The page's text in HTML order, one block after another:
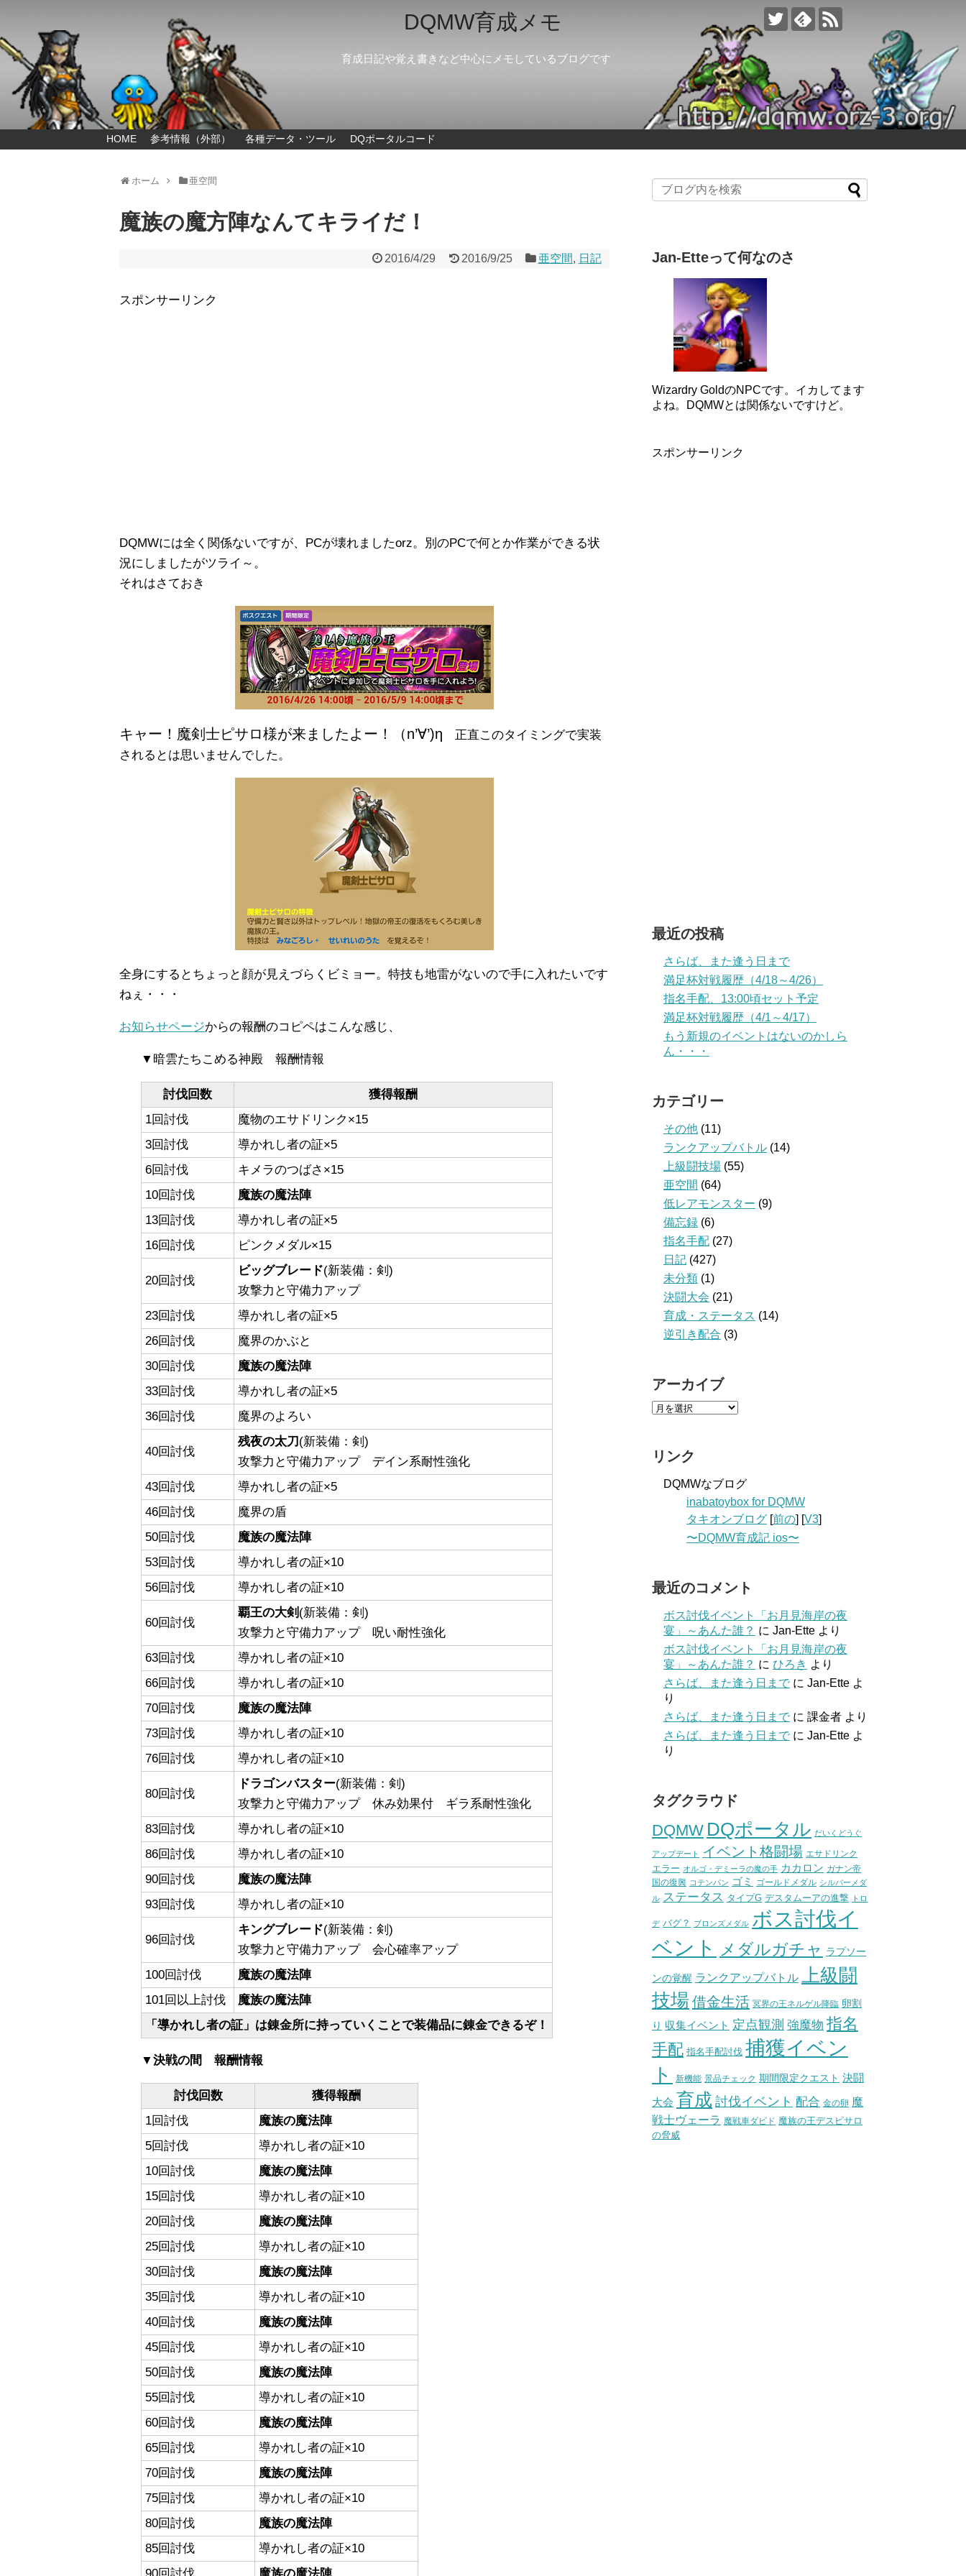
DQMW育成メモ
育成日記や覚え書きなど中心にメモしているブログです
HOME 参考情報（外部） 各種データ・ツール DQポータルコード
ホーム 亜空間
魔族の魔方陣なんてキライだ！
2016/4/29 2016/9/25 亜空間, 日記
スポンサーリンク
DQMWには全く関係ないですが、PCが壊れましたorz。別のPCで何とか作業ができる状
況にしましたがツライ～。
それはさておき
キャー！魔剣士ピサロ様が来ましたよー！ （n’∀’)η 正直このタイミングで実装
されるとは思いませんでした。
全身にするとちょっと顔が見えづらくビミョー。特技も地雷がないので手に入れたいです
ねぇ・・・
お知らせページからの報酬のコピペはこんな感じ、
▼暗雲たちこめる神殿 報酬情報
討伐回数
獲得報酬
1回討伐
魔物のエサドリンク×15
3回討伐
導かれし者の証×5
6回討伐
キメラのつばさ×15
10回討伐
魔族の魔法陣
13回討伐
導かれし者の証×5
16回討伐
ピンクメダル×15
20回討伐
ビッグブレード(新装備：剣)
攻撃力と守備力アップ
23回討伐
導かれし者の証×5
26回討伐
魔界のかぶと
30回討伐
魔族の魔法陣
33回討伐
導かれし者の証×5
36回討伐
魔界のよろい
40回討伐
残夜の太刀 (新装備：剣)
攻撃力と守備力アップ デイン系耐性強化
43回討伐
導かれし者の証×5
46回討伐
魔界の盾
50回討伐
魔族の魔法陣
53回討伐
導かれし者の証×10
56回討伐
導かれし者の証×10
60回討伐
覇王の大剣 (新装備：剣)
攻撃力と守備力アップ 呪い耐性強化
63回討伐
導かれし者の証×10
66回討伐
導かれし者の証×10
70回討伐
魔族の魔法陣
73回討伐
導かれし者の証×10
76回討伐
導かれし者の証×10
80回討伐
ドラゴンバスター(新装備：剣)
攻撃力と守備力アップ 休み効果付 ギラ系耐性強化
83回討伐
導かれし者の証×10
86回討伐
導かれし者の証×10
90回討伐
魔族の魔法陣
93回討伐
導かれし者の証×10
96回討伐
キングブレード(新装備：剣)
攻撃力と守備力アップ 会心確率アップ
100回討伐
魔族の魔法陣
101回以上討伐
魔族の魔法陣
「導かれし者の証」は錬金所に持っていくことで装備品に錬金できるぞ！
▼決戦の間 報酬情報
討伐回数
獲得報酬
1回討伐
魔族の魔法陣
5回討伐
導かれし者の証×10
10回討伐
魔族の魔法陣
15回討伐
導かれし者の証×10
20回討伐
魔族の魔法陣
25回討伐
導かれし者の証×10
30回討伐
魔族の魔法陣
35回討伐
導かれし者の証×10
40回討伐
魔族の魔法陣
45回討伐
導かれし者の証×10
50回討伐
魔族の魔法陣
55回討伐
導かれし者の証×10
60回討伐
魔族の魔法陣
65回討伐
導かれし者の証×10
70回討伐
魔族の魔法陣
75回討伐
導かれし者の証×10
80回討伐
魔族の魔法陣
85回討伐
導かれし者の証×10
Jan-Etteって何なのさ
Wizardry GoldのNPCです。イカしてます
よね。DQMWとは関係ないですけど。
スポンサーリンク
最近の投稿
さらば、また逢う日まで
満足杯対戦履歴（4/18～4/26）
指名手配、13:00頃セット予定
満足杯対戦履歴（4/1～4/17）
もう新規のイベントはないのかしら
ん・・・
カテゴリー
その他 (11)
ランクアップバトル (14)
上級闘技場 (55)
亜空間 (64)
低レアモンスター (9)
備忘録 (6)
指名手配 (27)
日記 (427)
未分類 (1)
決闘大会 (21)
育成・ステータス (14)
逆引き配合 (3)
アーカイブ
リンク
DQMWなブログ
inabatoybox for DQMW
タキオンブログ [前の] [V3]
〜DQMW育成記 ios〜
最近のコメント
ボス討伐イベント「お月見海岸の夜
宴」～あんた誰？ に Jan-Ette より
ボス討伐イベント「お月見海岸の夜
宴」～あんた誰？ に ひろき より
さらば、また逢う日まで に Jan-Ette よ
り
さらば、また逢う日まで に 課金者 より
さらば、また逢う日まで に Jan-Ette よ
り
タグクラウド
DQMW DQポータル だいくどうぐ
アップデート イベント格闘場 エサドリンク
エラー オルゴ・デミーラの魔の手 カカロン ガナン帝
国の復興 コテンパン ゴミ ゴールドメダル シルバーメダ
ル ステータス タイプG デスタムーアの進撃 トロ
デ バグ？ ブロンズメダル ボス討伐イ
ベント メダルガチャ ラプソー
ンの覚醒 ランクアップバトル 上級闘
技場 借金生活 冥界の王ネルゲル降臨 卵割
り 収集イベント 定点観測 強魔物 指名
手配 指名手配討伐 捕獲イベン
ト
新機能 景品チェック 期間限定クエスト 決闘
大会 育成 討伐イベント 配合 金の卵 魔
戦士ヴェーラ 魔戦車ダビド 魔族の王デスピサロ
の脅威